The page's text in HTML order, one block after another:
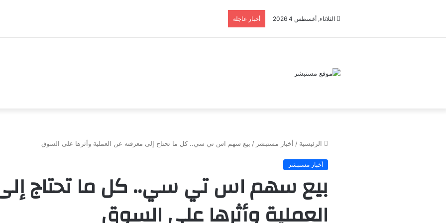
الثلاثاء, أغسطس 4 2026 أخبار عاجلة
الرئيسية / أخبار مستبشر / بيع سهم اس تي سي.. كل ما تحتاج إلى معرفته عن العملية وأثرها على السوق
أخبار مستبشر
بيع سهم اس تي سي.. كل ما تحتاج
العملية وأثرها على السوق